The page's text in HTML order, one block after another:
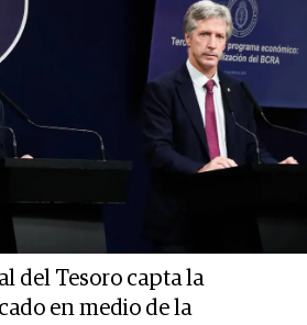
del Tesoro capta la
en medio de la